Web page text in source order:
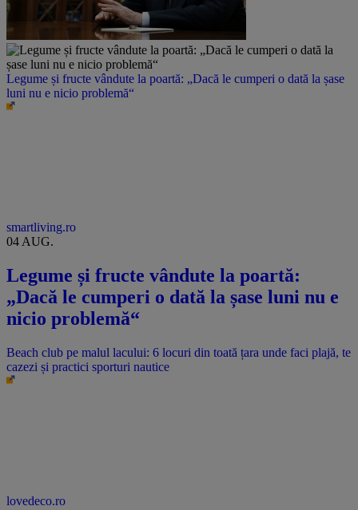
Legume și fructe vândute la poartă: „Dacă le cumperi o dată la șase
luni nu e nicio problemă“
smartliving.ro
04 AUG.
Legume și fructe vândute la poartă:
„Dacă le cumperi o dată la șase luni nu e
nicio problemă“
Beach club pe malul lacului: 6 locuri din toată țara unde faci plajă, te
cazezi și practici sporturi nautice
lovedeco.ro